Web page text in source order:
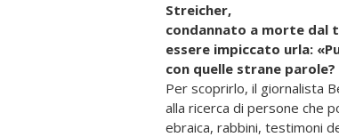
Streicher,
condannato a morte dal
essere impiccato urla:
con quelle strane parole?
Per scoprirlo, il giornalista
alla ricerca di persone che
ebraica, rabbini, testimoni